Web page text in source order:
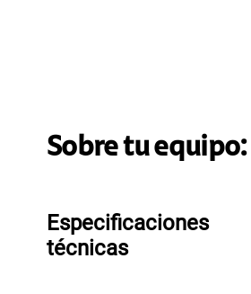
Sobre tu equipo:
Especificaciones
técnicas